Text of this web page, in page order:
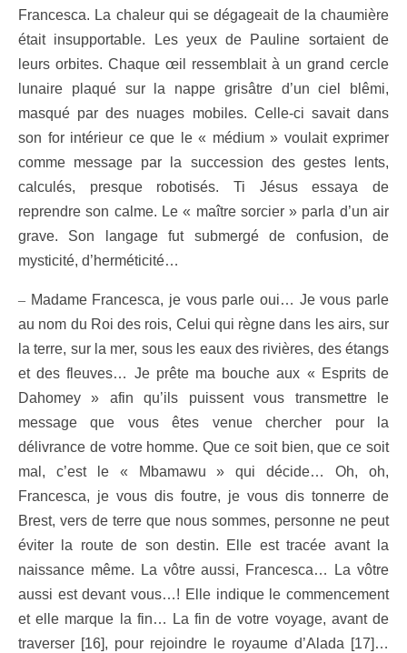
Francesca. La chaleur qui se dégageait de la chaumière
était insupportable. Les yeux de Pauline sortaient de
leurs orbites. Chaque œil ressemblait à un grand cercle
lunaire plaqué sur la nappe grisâtre d’un ciel blêmi,
masqué par des nuages mobiles. Celle-ci savait dans
son for intérieur ce que le « médium » voulait exprimer
comme message par la succession des gestes lents,
calculés, presque robotisés. Ti Jésus
essaya de
reprendre son calme. Le « maître sorcier » parla d’un air
grave. Son langage fut submergé de confusion, de
mysticité, d’herméticité…
– Madame Francesca, je vous parle oui… Je vous parle
au nom du Roi des rois, Celui qui règne dans les airs, sur
la terre, sur la mer, sous les eaux des rivières, des étangs
et des fleuves… Je prête ma bouche aux « Esprits de
Dahomey » afin qu’ils puissent vous transmettre le
message que vous êtes venue chercher pour la
délivrance de votre homme. Que ce soit bien, que ce soit
mal, c’est le « Mbamawu » qui décide… Oh, oh,
Francesca, je vous dis foutre, je vous dis tonnerre de
Brest, vers de terre que nous sommes, personne ne peut
éviter la route de son destin. Elle est tracée avant la
naissance même. La vôtre aussi, Francesca… La vôtre
aussi est devant vous…! Elle indique le commencement
et elle marque la fin… La fin de votre voyage, avant de
traverser [16], pour rejoindre le royaume d’Alada [17]…